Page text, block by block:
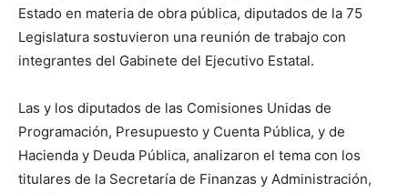
Estado en materia de obra pública, diputados de la 75
Legislatura sostuvieron una reunión de trabajo con
integrantes del Gabinete del Ejecutivo Estatal.
Las y los diputados de las Comisiones Unidas de
Programación, Presupuesto y Cuenta Pública, y de
Hacienda y Deuda Pública, analizaron el tema con los
titulares de la Secretaría de Finanzas y Administración,